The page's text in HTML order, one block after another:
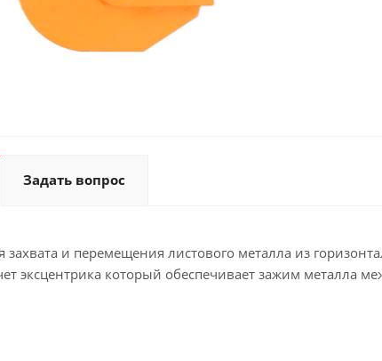
Задать вопрос
захвата и перемещения листового металла из
эксцентрика который обеспечивает зажим металла